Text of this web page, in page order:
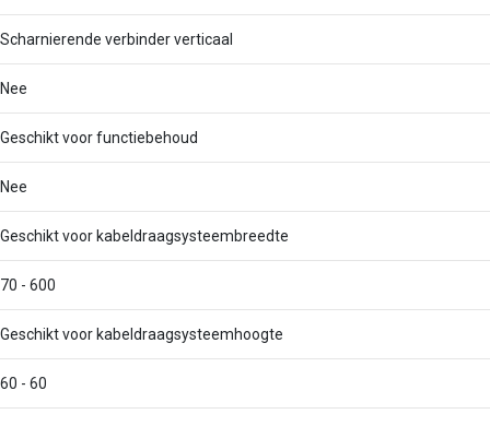
Scharnierende verbinder verticaal
Nee
Geschikt voor functiebehoud
Nee
Geschikt voor kabeldraagsysteembreedte
70 - 600
Geschikt voor kabeldraagsysteemhoogte
60 - 60